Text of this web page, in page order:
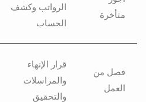
متأخرة
الرواتب وكشف
الحساب
فصل من
العمل
قرار الإنهاء
والمراسلات
والتحقيق